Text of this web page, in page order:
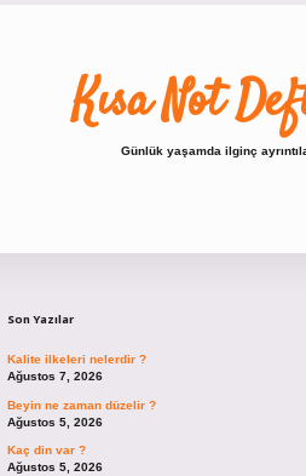
Kısa Not
Günlük yaşamda ilginç
Son Yazılar
Kalite ilkeleri nelerdir ?
Ağustos 7, 2026
Beyin ne zaman düzelir ?
Ağustos 5, 2026
Kaç din var ?
Ağustos 5, 2026